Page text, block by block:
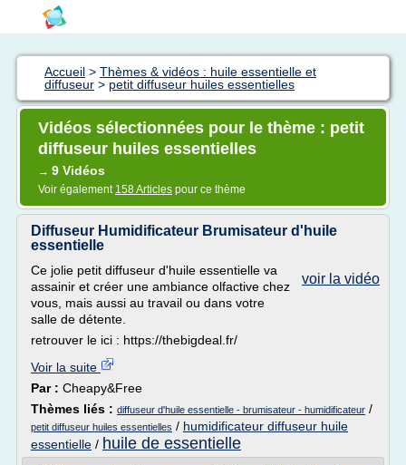
Accueil > Thèmes & vidéos : huile essentielle et
diffuseur > petit diffuseur huiles essentielles
Vidéos sélectionnées pour le thème : petit
diffuseur huiles essentielles
→ 9 Vidéos
Voir également 158 Articles pour ce thème
Diffuseur Humidificateur Brumisateur d'huile
essentielle
voir la vidéo
Ce jolie petit diffuseur d'huile essentielle va
assainir et créer une ambiance olfactive chez
vous, mais aussi au travail ou dans votre
salle de détente.
retrouver le ici : https://thebigdeal.fr/
Voir la suite
Par : Cheapy&Free
Thèmes liés : diffuseur d'huile essentielle - brumisateur - humidificateur /
petit diffuseur huiles essentielles / humidificateur diffuseur huile
essentielle / huile de essentielle